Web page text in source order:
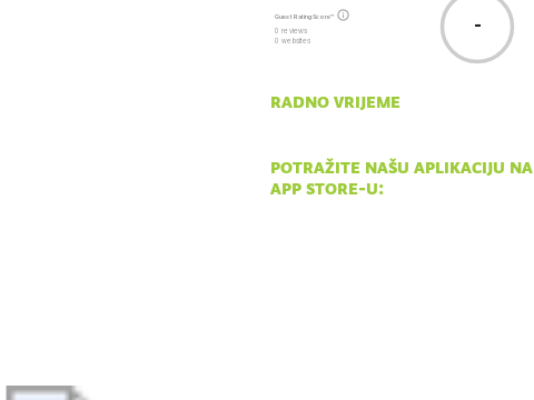
Guest Rating Score™
0 reviews
0 websites
-
radno vrijeme
potražite našu aplikaciju na
app store-u: